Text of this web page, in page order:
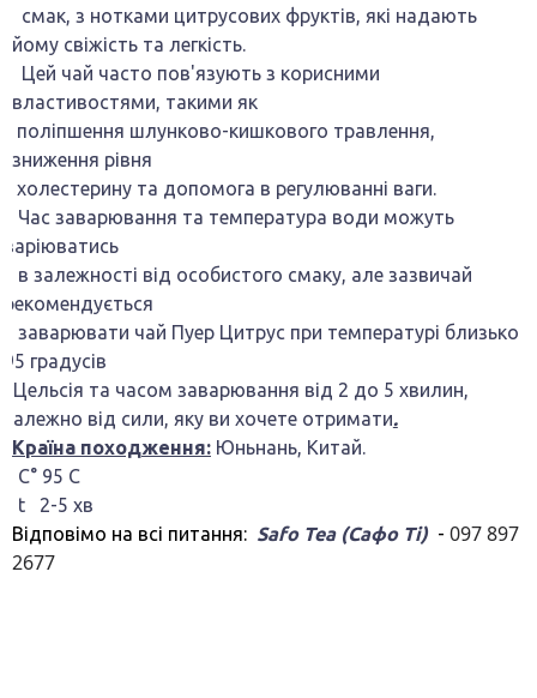
смак, з нотками цитрусових фруктів, які надають
йому свіжість та легкість.
Цей чай часто пов'язують з корисними
властивостями, такими як
поліпшення шлунково-кишкового травлення,
зниження рівня
холестерину та допомога в регулюванні ваги.
Час заварювання та температура води можуть
варіюватись
в залежності від особистого смаку, але зазвичай
рекомендується
заварювати чай Пуер Цитрус при температурі близько
95 градусів
Цельсія та часом заварювання від 2 до 5 хвилин,
залежно від сили, яку ви хочете отримати.
Країна походження: Юньнань, Китай.
C° 95 С
t 2-5 хв
Відповімо на всі питання: Safo Tea (Сафо Ті) - 097 897
2677